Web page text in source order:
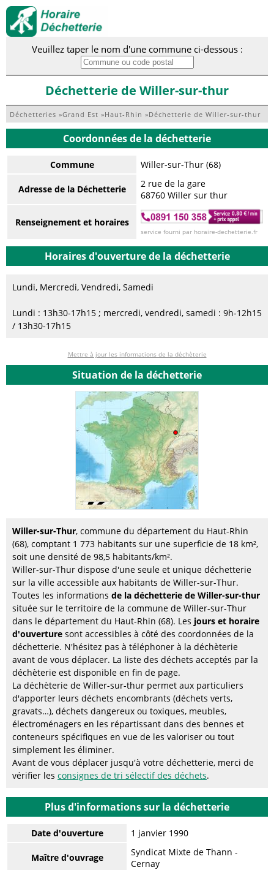
Veuillez taper le nom d'une commune ci-dessous :
Déchetterie de Willer-sur-thur
Déchetteries »Grand Est »Haut-Rhin »Déchetterie de Willer-sur-thur
Coordonnées de la déchetterie
Commune Willer-sur-Thur (68)
Adresse de la Déchetterie
2 rue de la gare
68760 Willer sur thur
Renseignement et horaires
service fourni par horaire-dechetterie.fr
Horaires d'ouverture de la déchetterie
Lundi, Mercredi, Vendredi, Samedi
Lundi : 13h30-17h15 ; mercredi, vendredi, samedi : 9h-12h15
/ 13h30-17h15
Mettre à jour les informations de la déchèterie
Situation de la déchetterie
Willer-sur-Thur, commune du département du Haut-Rhin
(68), comptant 1 773 habitants sur une superficie de 18 km²,
soit une densité de 98,5 habitants/km².
Willer-sur-Thur dispose d'une seule et unique déchetterie
sur la ville accessible aux habitants de Willer-sur-Thur.
Toutes les informations de la déchetterie de Willer-sur-thur
située sur le territoire de la commune de Willer-sur-Thur
dans le département du Haut-Rhin (68). Les jours et horaire
d'ouverture sont accessibles à côté des coordonnées de la
déchetterie. N'hésitez pas à téléphoner à la déchèterie
avant de vous déplacer. La liste des déchets acceptés par la
déchèterie est disponible en fin de page.
La déchèterie de Willer-sur-thur permet aux particuliers
d'apporter leurs déchets encombrants (déchets verts,
gravats…), déchets dangereux ou toxiques, meubles,
électroménagers en les répartissant dans des bennes et
conteneurs spécifiques en vue de les valoriser ou tout
simplement les éliminer.
Avant de vous déplacer jusqu'à votre déchetterie, merci de
vérifier les consignes de tri sélectif des déchets.
Plus d'informations sur la déchetterie
Date d'ouverture 1 janvier 1990
Maître d'ouvrage
Syndicat Mixte de Thann -
Cernay